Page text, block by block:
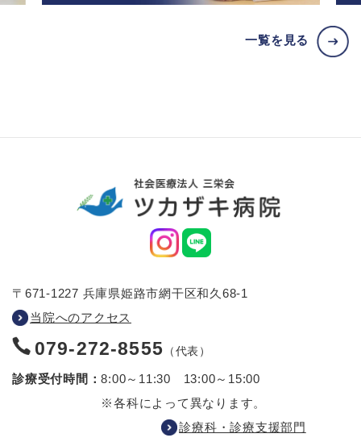
一覧を見る
〒671-1227 兵庫県姫路市網干区和久68-1
当院へのアクセス
079-272-8555 （代表）
診療受付時間：8:00～11:30 13:00～15:00
※各科によって異なります。
診療科・診療支援部門